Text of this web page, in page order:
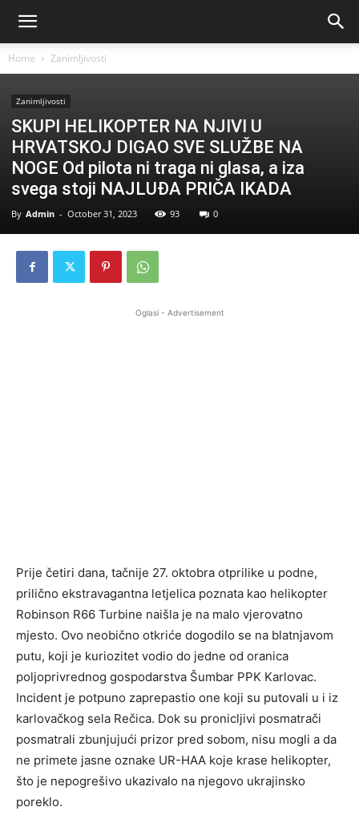
Home Zanimljivosti
Zanimljivosti
SKUPI HELIKOPTER NA NJIVI U
HRVATSKOJ DIGAO SVE SLUŽBE NA
NOGE Od pilota ni traga ni glasa, a iza
svega stoji NAJLUĐA PRIČA IKADA
By Admin - October 31, 2023 93 0
Oglasi - Advertisement
Prije četiri dana, tačnije 27. oktobra otprilike u podne,
prilično ekstravagantna letjelica poznata kao helikopter
Robinson R66 Turbine naišla je na malo vjerovatno
mjesto. Ovo neobično otkriće dogodilo se na blatnjavom
putu, koji je kuriozitet vodio do jedne od oranica
poljoprivrednog gospodarstva Šumbar PPK Karlovac.
Incident je potpuno zaprepastio one koji su putovali u i iz
karlovačkog sela Rečica. Dok su pronicljivi posmatrači
posmatrali zbunjujući prizor pred sobom, nisu mogli a da
ne primete jasne oznake UR-HAA koje krase helikopter,
što je nepogrešivo ukazivalo na njegovo ukrajinsko
poreklo.